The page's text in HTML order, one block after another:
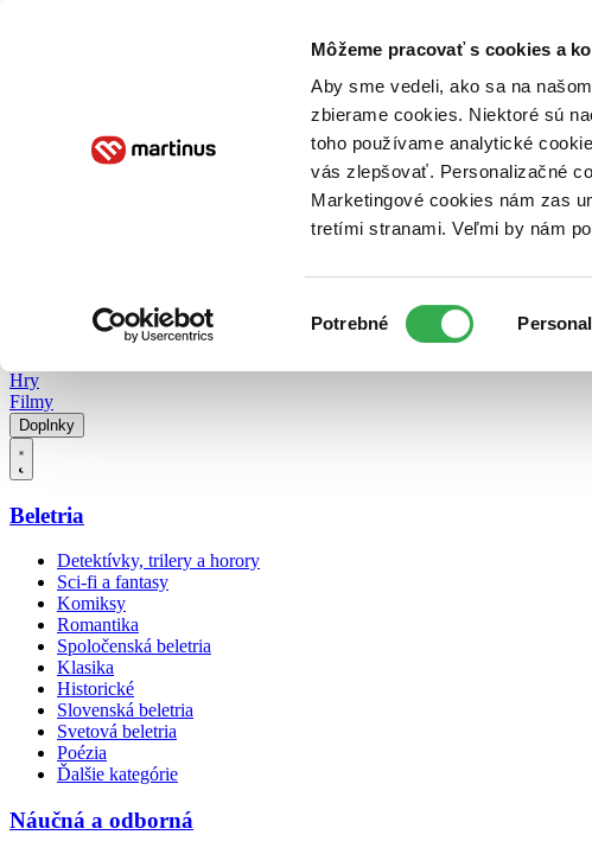
Môžeme pracovať s cookies a
Aby sme vedeli, ako sa na
zbierame cookies. Niektoré sú
toho používame analytické
vás zlepšovať. Personalizačné
Marketingové cookies nám zas
tretími stranami. Veľmi by nám
súhlasu
Potrebné
Poukážky Kontakt
Hry
Filmy
Doplnky
Beletria
Detektívky, trilery a horory
Sci-fi a fantasy
Komiksy
Romantika
Spoločenská beletria
Klasika
Historické
Slovenská beletria
Svetová beletria
Poézia
Ďalšie kategórie
Náučná a odborná